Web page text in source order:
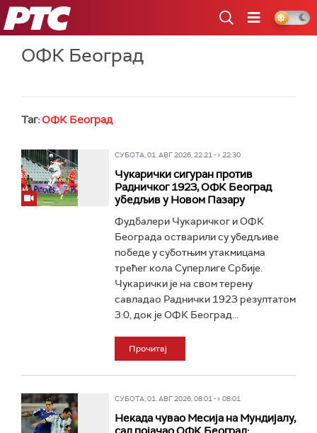
РТС
ОФК Београд
Таг:ОФК Београд
СУБОТА, 01. АВГ 2026, 22:21 -> 22:30
Чукарички сигуран против
Радничког 1923, ОФК Београд
убедљив у Новом Пазару
Фудбалери Чукаричког и ОФК
Београда остварили су убедљиве
победе у суботњим утакмицама
трећег кола Суперлиге Србије.
Чукарички је на свом терену
савладао Раднички 1923 резултатом
3:0, док је ОФК Београд...
Прочитај
СУБОТА, 01. АВГ 2026, 08:01 -> 08:01
Некада чувао Месија на Мундијалу,